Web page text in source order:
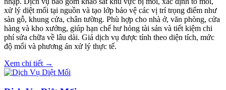
xử lý diệt mối tại nguồn và tạo lớp bảo vệ các vị trí trọng điểm như
sàn gỗ, khung cửa, chân tường. Phù hợp cho nhà ở, văn phòng, cửa
hàng và kho xưởng, giúp hạn chế hư hỏng tài sản và tiết kiệm chi
phí sửa chữa về lâu dài. Giá dịch vụ được tính theo diện tích, mức
độ mối và phương án xử lý thực tế.
Xem chi tiết →